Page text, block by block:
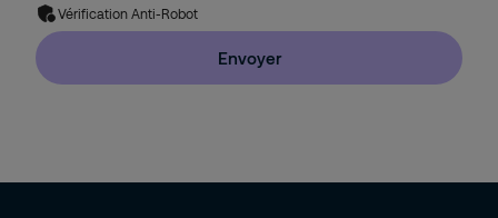
Vérification Anti-Robot
Envoyer